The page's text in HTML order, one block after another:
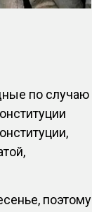
по случаю
поэтому